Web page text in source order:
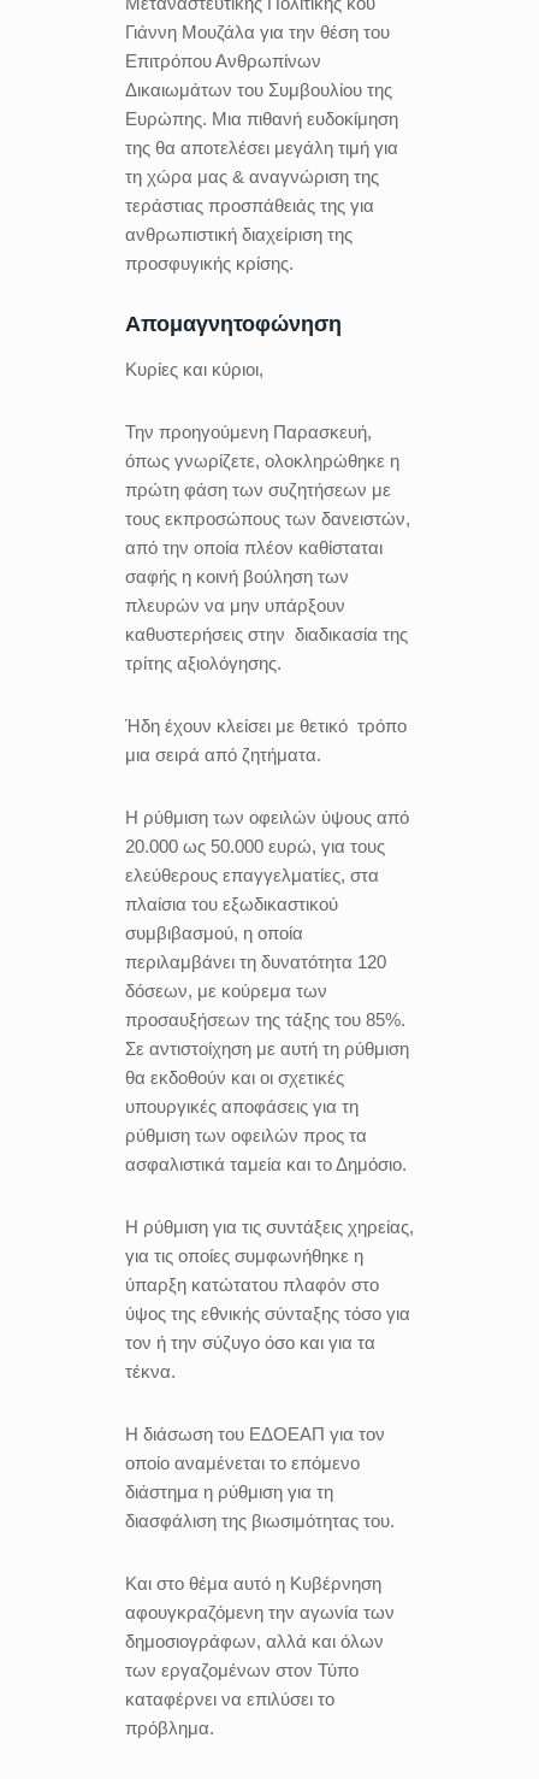
Γιάννη Μουζάλα για την θέση του
Επιτρόπου Ανθρωπίνων
Δικαιωμάτων του Συμβουλίου της
Ευρώπης. Μια πιθανή ευδοκίμηση
της θα αποτελέσει μεγάλη τιμή για
τη χώρα μας & αναγνώριση της
τεράστιας προσπάθειάς της για
ανθρωπιστική διαχείριση της
προσφυγικής κρίσης.
Απομαγνητοφώνηση
Κυρίες και κύριοι,
Την προηγούμενη Παρασκευή,
όπως γνωρίζετε, ολοκληρώθηκε η
πρώτη φάση των συζητήσεων με
τους εκπροσώπους των δανειστών,
από την οποία πλέον καθίσταται
σαφής η κοινή βούληση των
πλευρών να μην υπάρξουν
καθυστερήσεις στην διαδικασία της
τρίτης αξιολόγησης.
Ήδη έχουν κλείσει με θετικό τρόπο
μια σειρά από ζητήματα.
Η ρύθμιση των οφειλών ύψους από
20.000 ως 50.000 ευρώ, για τους
ελεύθερους επαγγελματίες, στα
πλαίσια του εξωδικαστικού
συμβιβασμού, η οποία
περιλαμβάνει τη δυνατότητα 120
δόσεων, με κούρεμα των
προσαυξήσεων της τάξης του 85%.
Σε αντιστοίχηση με αυτή τη ρύθμιση
θα εκδοθούν και οι σχετικές
υπουργικές αποφάσεις για τη
ρύθμιση των οφειλών προς τα
ασφαλιστικά ταμεία και το Δημόσιο.
Η ρύθμιση για τις συντάξεις χηρείας,
για τις οποίες συμφωνήθηκε η
ύπαρξη κατώτατου πλαφόν στο
ύψος της εθνικής σύνταξης τόσο για
τον ή την σύζυγο όσο και για τα
τέκνα.
Η διάσωση του ΕΔΟΕΑΠ για τον
οποίο αναμένεται το επόμενο
διάστημα η ρύθμιση για τη
διασφάλιση της βιωσιμότητας του.
Και στο θέμα αυτό η Κυβέρνηση
αφουγκραζόμενη την αγωνία των
δημοσιογράφων, αλλά και όλων
των εργαζομένων στον Τύπο
καταφέρνει να επιλύσει το
πρόβλημα.